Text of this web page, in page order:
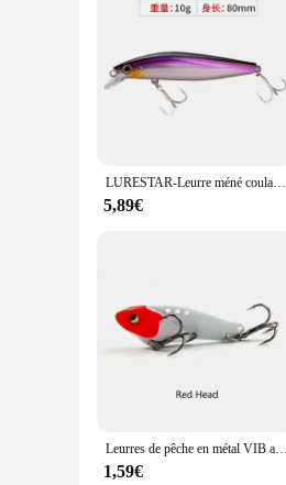
**Enhanced Fishing
The lurestar Leurres de
realistic appearance that
ergonomic design
These lures are not just
different fishing styles and
The lurestar Leurres de
The durability of these
LURESTAR-Leurre méné coulant S80 avec hameçons, appât Élidéal pour la pêche en eau salée ou douce, nouveau modèle, 80mm de long, 10g
5,89€
Leurres de pêche en métal VIB avec cuillère à vibration, appâts artificiels, matériel de pêche, WobJeff coulant, Swimbait, Jigs de glace, 5g, 8g, 12g, 17g, 23g
1,59€